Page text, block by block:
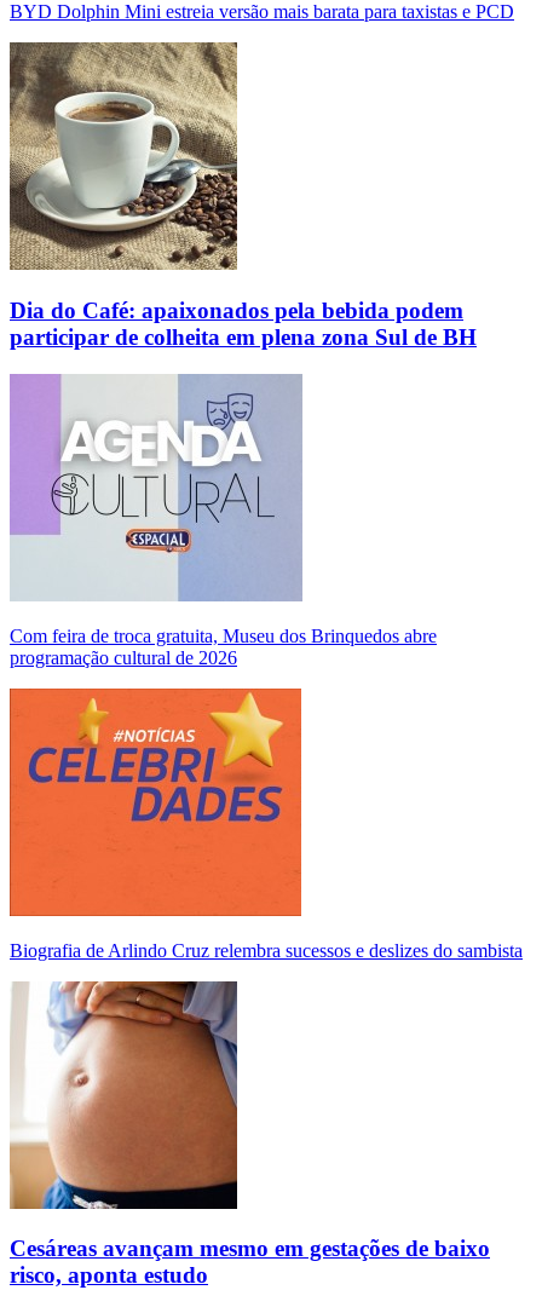
BYD Dolphin Mini estreia versão mais barata para taxistas e PCD
Dia do Café: apaixonados pela bebida podem
participar de colheita em plena zona Sul de BH
Com feira de troca gratuita, Museu dos Brinquedos abre
programação cultural de 2026
Biografia de Arlindo Cruz relembra sucessos e deslizes do sambista
Cesáreas avançam mesmo em gestações de baixo
risco, aponta estudo